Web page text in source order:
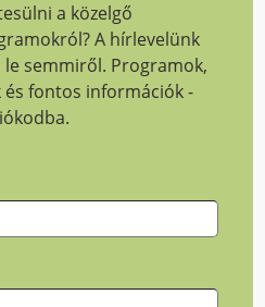
a közelgő
A hírlevelünk
semmiről. Programok,
és fontos információk -